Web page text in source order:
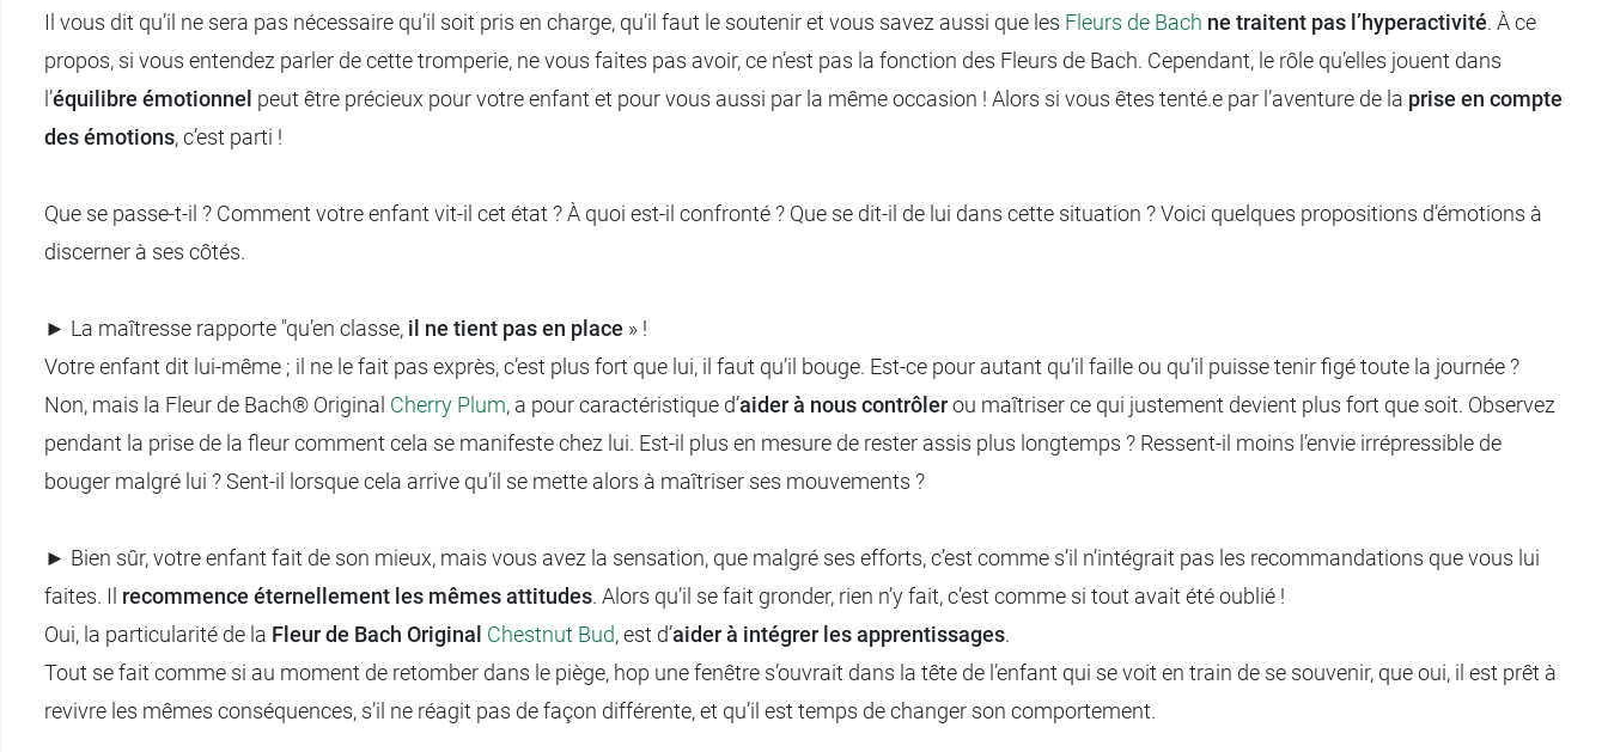
Il vous dit qu’il ne sera pas nécessaire qu’il soit pris en charge, qu’il faut le soutenir et vous savez aussi que les Fleurs de Bach ne traitent pas l’hyperactivité. À ce
propos, si vous entendez parler de cette tromperie, ne vous faites pas avoir, ce n’est pas la fonction des Fleurs de Bach. Cependant, le rôle qu’elles jouent dans
l’équilibre émotionnel peut être précieux pour votre enfant et pour vous aussi par la même occasion ! Alors si vous êtes tenté.e par l’aventure de la prise en compte
des émotions, c’est parti !
Que se passe-t-il ? Comment votre enfant vit-il cet état ? À quoi est-il confronté ? Que se dit-il de lui dans cette situation ? Voici quelques propositions d’émotions à
discerner à ses côtés.
► La maîtresse rapporte "qu’en classe, il ne tient pas en place » !
Votre enfant dit lui-même ; il ne le fait pas exprès, c’est plus fort que lui, il faut qu’il bouge. Est-ce pour autant qu’il faille ou qu’il puisse tenir figé toute la journée ?
Non, mais la Fleur de Bach® Original Cherry Plum, a pour caractéristique d’aider à nous contrôlerou maîtriser ce qui justement devient plus fort que soit. Observez
pendant la prise de la fleur comment cela se manifeste chez lui. Est-il plus en mesure de rester assis plus longtemps ? Ressent-il moins l’envie irrépressible de
bouger malgré lui ? Sent-il lorsque cela arrive qu’il se mette alors à maîtriser ses mouvements ?
► Bien sûr, votre enfant fait de son mieux, mais vous avez la sensation, que malgré ses efforts, c’est comme s’il n’intégrait pas les recommandations que vous lui
faites. Il recommence éternellement les mêmes attitudes. Alors qu’il se fait gronder, rien n’y fait, c’est comme si tout avait été oublié !
Oui, la particularité de la Fleur de Bach Original Chestnut Bud, est d’aider à intégrer les apprentissages.
Tout se fait comme si au moment de retomber dans le piège, hop une fenêtre s’ouvrait dans la tête de l’enfant qui se voit en train de se souvenir, que oui, il est prêt à
revivre les mêmes conséquences, s’il ne réagit pas de façon différente, et qu’il est temps de changer son comportement.